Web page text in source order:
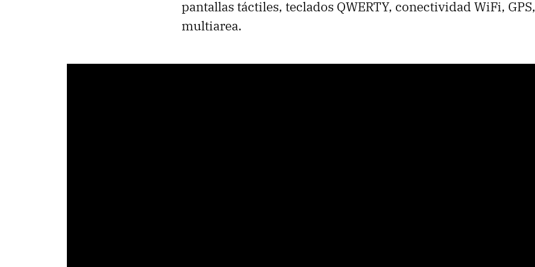
pantallas táctiles, teclados QWERTY, conectividad WiFi, GPS
multiarea.